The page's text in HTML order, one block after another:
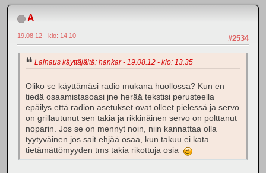
A
#2534
19.08.12 - klo: 14.10
Lainaus käyttäjältä: hankar - 19.08.12 - klo: 13.35
Oliko se käyttämäsi radio mukana huollossa? Kun en
tiedä osaamistasoasi jne herää tekstisi perusteella
epäilys että radion asetukset ovat olleet pielessä ja servo
on grillautunut sen takia ja rikkinäinen servo on polttanut
noparin. Jos se on mennyt noin, niin kannattaa olla
tyytyväinen jos sait ehjää osaa, kun takuu ei kata
tietämättömyyden tms takia rikottuja osia